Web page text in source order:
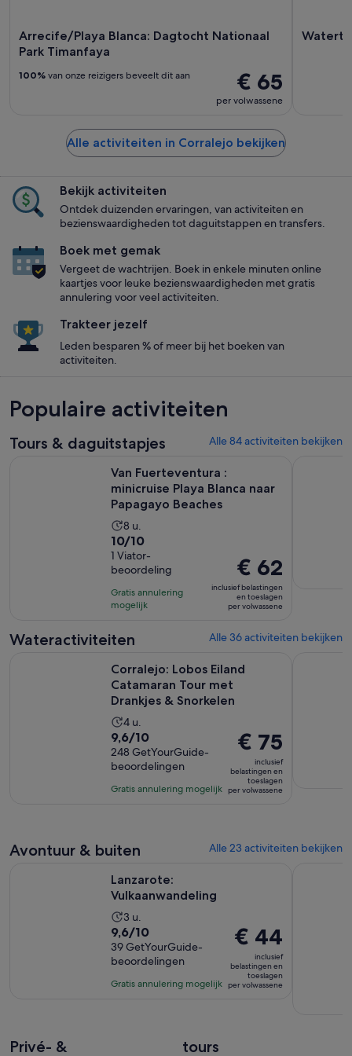
Arrecife/Playa Blanca: Dagtocht Nationaal
Park Timanfaya
€ 65
per volwassene
100% van onze reizigers beveelt dit aan
Alle activiteiten in Corralejo bekijken
Bekijk activiteiten
Ontdek duizenden ervaringen, van activiteiten en
bezienswaardigheden tot daguitstappen en transfers.
Boek met gemak
Vergeet de wachtrijen. Boek in enkele minuten online
kaartjes voor leuke bezienswaardigheden met gratis
annulering voor veel activiteiten.
Trakteer jezelf
Leden besparen % of meer bij het boeken van
activiteiten.
Populaire activiteiten
Tours & daguitstapjes Alle 84 activiteiten bekijken
Van Fuerteventura :
minicruise Playa Blanca naar
Papagayo Beaches
De
activiteit
duurt
8
uur
8 u.
10.0
van
10
met
1
10/10
1 Viator-
beoordeling
Gratis annulering
mogelijk
De
prijs
is
€ 62
volwassene
€ 62
inclusief belastingen
en toeslagen
per volwassene
Wateractiviteiten Alle 36 activiteiten bekijken
Corralejo: Lobos Eiland
Catamaran Tour met
Drankjes & Snorkelen
De
activiteit
duurt
4
uur
4 u.
9.6
van
10
met
9,6/10
248 GetYourGuide-
beoordelingen
Gratis annulering mogelijk
De
prijs
is
€ 75
€ 75
inclusief
belastingen en
toeslagen
per volwassene
Avontuur & buiten Alle 23 activiteiten bekijken
Lanzarote:
Vulkaanwandeling
De
activiteit
duurt
3
uur
3 u.
9.6
van
10
met
9,6/10
39 GetYourGuide-
beoordelingen
Gratis annulering mogelijk
De
prijs
is
€ 44
€ 44
inclusief
belastingen en
toeslagen
per volwassene
Privé- &
tours